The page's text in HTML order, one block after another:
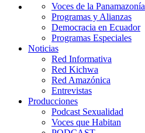
Voces de la Panamazonía
Programas y Alianzas
Democracia en Ecuador
Programas Especiales
Noticias
Red Informativa
Red Kichwa
Red Amazónica
Entrevistas
Producciones
Podcast Sexualidad
Voces que Habitan